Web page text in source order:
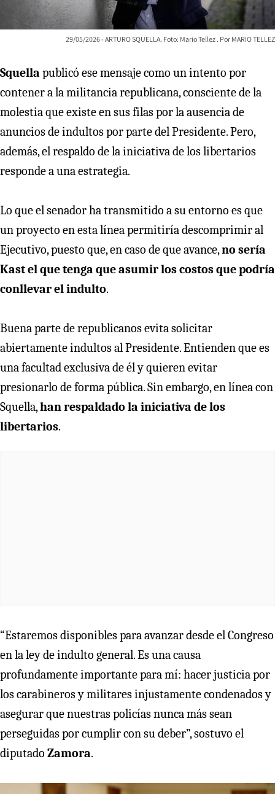
29/05/2026 - ARTURO SQUELLA. Foto: Mario Tellez MARIO TELLEZ
Squella publicó ese mensaje como un intento por
contener a la militancia republicana, consciente de la
molestia que existe en sus filas por la ausencia de
anuncios de indultos por parte del Presidente. Pero,
además, el respaldo de la iniciativa de los libertarios
responde a una estrategia.
Lo queel senadorha transmitido a su entorno es que
un proyecto en esta línea permitiría descomprimir al
Ejecutivo, puesto que, en caso de que avance,no sería
Kast el que tenga que asumir los costos que podría
conllevar el indulto.
Buena parte de republicanos evita solicitar
abiertamente indultos al Presidente. Entienden que es
una facultad exclusiva de él y quieren evitar
presionarlo de forma pública. Sin embargo, en línea con
Squella,han respaldado la iniciativa de los
libertarios.
“Estaremos disponibles para avanzar desde el Congreso
en la ley de indulto general. Es una causa
profundamente importante para mí: hacer justicia por
los carabineros y militares injustamente condenados y
asegurar que nuestras policías nunca más sean
perseguidas por cumplir con su deber”, sostuvo el
diputado Zamora.